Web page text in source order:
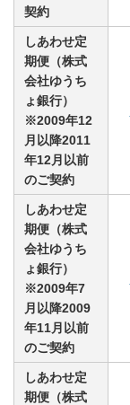
契約
しあわせ定
期便（株式
会社ゆうち
ょ銀行）
※2009年12
月以降2011
年12月以前
のご契約
しあわせ定
期便（株式
会社ゆうち
ょ銀行）
※2009年7
月以降2009
年11月以前
のご契約
しあわせ定
期便（株式